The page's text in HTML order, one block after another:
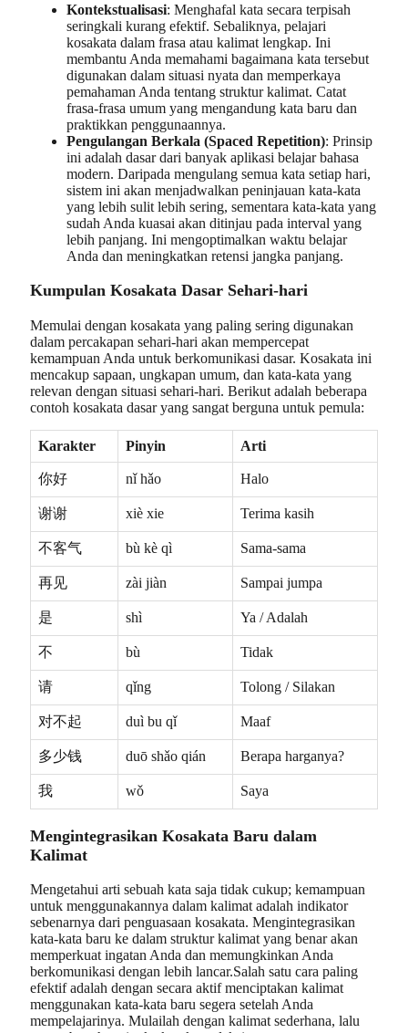
Kontekstualisasi: Menghafal kata secara terpisah
seringkali kurang efektif. Sebaliknya, pelajari
kosakata dalam frasa atau kalimat lengkap. Ini
membantu Anda memahami bagaimana kata tersebut
digunakan dalam situasi nyata dan memperkaya
pemahaman Anda tentang struktur kalimat. Catat
frasa-frasa umum yang mengandung kata baru dan
praktikkan penggunaannya.
Pengulangan Berkala (Spaced Repetition): Prinsip
ini adalah dasar dari banyak aplikasi belajar bahasa
modern. Daripada mengulang semua kata setiap hari,
sistem ini akan menjadwalkan peninjauan kata-kata
yang lebih sulit lebih sering, sementara kata-kata yang
sudah Anda kuasai akan ditinjau pada interval yang
lebih panjang. Ini mengoptimalkan waktu belajar
Anda dan meningkatkan retensi jangka panjang.
Kumpulan Kosakata Dasar Sehari-hari
Memulai dengan kosakata yang paling sering digunakan
dalam percakapan sehari-hari akan mempercepat
kemampuan Anda untuk berkomunikasi dasar. Kosakata ini
mencakup sapaan, ungkapan umum, dan kata-kata yang
relevan dengan situasi sehari-hari. Berikut adalah beberapa
contoh kosakata dasar yang sangat berguna untuk pemula:
Karakter Pinyin Arti
你好 nǐ hǎo Halo
谢谢 xiè xie Terima kasih
不客气 bù kè qì Sama-sama
再见 zài jiàn Sampai jumpa
是 shì Ya / Adalah
不 bù Tidak
请 qǐng Tolong / Silakan
对不起 duì bu qǐ Maaf
多少钱 duō shǎo qián Berapa harganya?
我 wǒ Saya
Mengintegrasikan Kosakata Baru dalam
Kalimat
Mengetahui arti sebuah kata saja tidak cukup; kemampuan
untuk menggunakannya dalam kalimat adalah indikator
sebenarnya dari penguasaan kosakata. Mengintegrasikan
kata-kata baru ke dalam struktur kalimat yang benar akan
memperkuat ingatan Anda dan memungkinkan Anda
berkomunikasi dengan lebih lancar.Salah satu cara paling
efektif adalah dengan secara aktif menciptakan kalimat
menggunakan kata-kata baru segera setelah Anda
mempelajarinya. Mulailah dengan kalimat sederhana, lalu